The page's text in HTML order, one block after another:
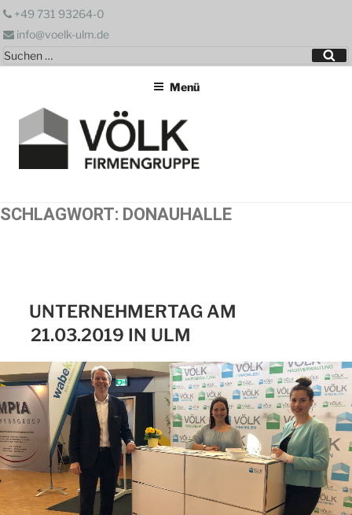
Zum
springen
+49 731 93264-0
info@voelk-ulm.de
Suchen
nach:
Menü
SCHLAGWORT: DONAUHALLE
UNTERNEHMERTAG AM
21.03.2019 IN ULM